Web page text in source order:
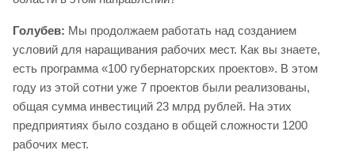
Голубев: Мы продолжаем работать над созданием
условий для наращивания рабочих мест. Как вы знаете,
есть программа «100 губернаторских проектов». В этом
году из этой сотни уже 7 проектов были реализованы,
общая сумма инвестиций 23 млрд рублей. На этих
предприятиях было создано в общей сложности 1200
рабочих мест.